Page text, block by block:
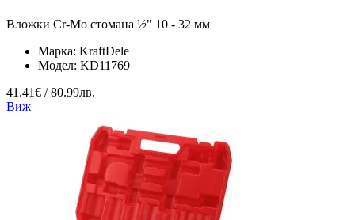
Вложки Cr-Mo стомана ½" 10 - 32 мм
Марка: KraftDele
Модел: KD11769
41.41€ / 80.99лв.
Виж